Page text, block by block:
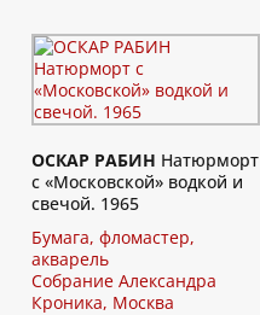
ОСКАР РАБИН Натюрморт
с «Московской» водкой и
свечой. 1965
Бумага, фломастер,
акварель
Собрание Александра
Кроника, Москва